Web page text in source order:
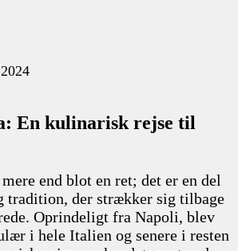
En kulinarisk rejse til
end blot en ret; det er en del
tradition, der strækker sig tilbage
Oprindeligt fra Napoli, blev
i hele Italien og senere i resten